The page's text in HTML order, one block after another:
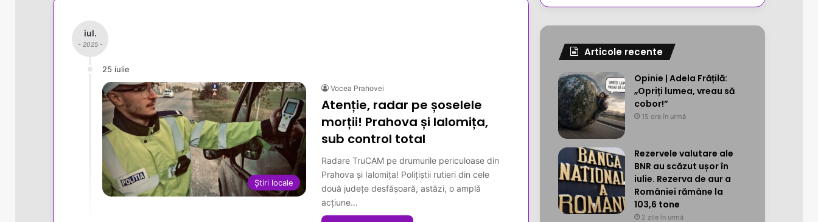
iul.
- 2025 -
25 iulie
Știri locale
Vocea Prahovei
Atenție, radar pe șoselele
morții! Prahova și Ialomița,
sub control total
Radare TruCAM pe drumurile periculoase din
Prahova și Ialomița! Polițiștii rutieri din cele
două județe desfășoară, astăzi, o amplă
acțiune…
Articole recente
Opinie | Adela Frățilă:
„Opriți lumea, vreau să
cobor!”
15 ore în urmă
Rezervele valutare ale
BNR au scăzut ușor în
iulie. Rezerva de aur a
României rămâne la
103,6 tone
2 zile în urmă